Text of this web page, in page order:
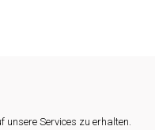
unsere Services zu erhalten.